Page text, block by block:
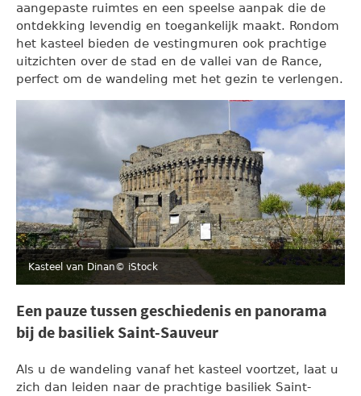
aangepaste ruimtes en een speelse aanpak die de
ontdekking levendig en toegankelijk maakt. Rondom
het kasteel bieden de vestingmuren ook prachtige
uitzichten over de stad en de vallei van de Rance,
perfect om de wandeling met het gezin te verlengen.
Kasteel van Dinan© iStock
Een pauze tussen geschiedenis en panorama
bij de basiliek Saint-Sauveur
Als u de wandeling vanaf het kasteel voortzet, laat u
zich dan leiden naar de prachtige basiliek Saint-